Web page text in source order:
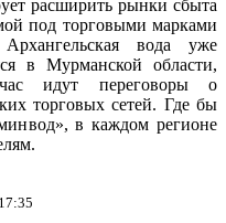
расширить рынки сбыта
под торговыми марками
вода уже
в Мурманской области,
идут переговоры о
торговых сетей. Где бы
в каждом регионе